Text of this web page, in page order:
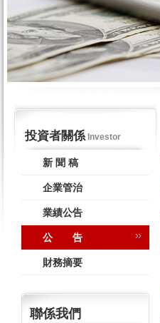
全站搜尋
投資者關係Investor
新 聞 稿
企業管治
業績公告
公 告
財務摘要
聯係我們